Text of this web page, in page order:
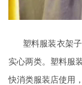
塑料服装衣架
实心两类。塑料服
快消类服装店使用